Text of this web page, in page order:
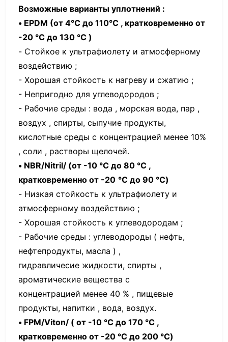
Возможные варианты уплотнений :
• EPDM (от 4°С до 110°С , кратковременно от
-20 °С до 130 °С )
- Стойкое к ультрафиолету и атмосферному
воздействию ;
- Хорошая стойкость к нагреву и сжатию ;
- Непригодно для углеводородов ;
- Рабочие среды : вода , морская вода, пар ,
воздух , спирты, сыпучие продукты,
кислотные среды с концентрацией менее 10%
, соли , растворы щелочей.
• NBR/Nitril/ (от -10 °С до 80 °С ,
кратковременно от -20 °С до 90 °С)
- Низкая стойкость к ультрафиолету и
атмосферному воздействию ;
- Хорошая стойкость к углеводородам ;
- Рабочие среды : углеводороды ( нефть,
нефтепродукты, масла ) ,
гидравличесие жидкости, спирты ,
ароматические вещества с
концентрацией менее 40 % , пищевые
продукты, напитки , вода, воздух.
• FPM/Viton/ ( от -10 °С до 170 °С ,
кратковременно от -20 °С до 200 °С)